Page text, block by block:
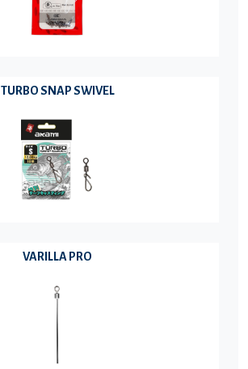
TURBO SNAP SWIVEL
VARILLA PRO